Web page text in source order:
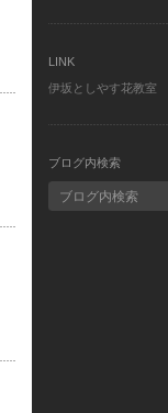
LINK
伊坂としやす花教室
ブログ内検索